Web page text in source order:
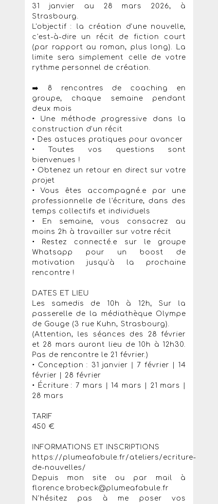
31 janvier au 28 mars 2026, à
Strasbourg.
L'objectif : la création d'une nouvelle,
c'est-à-dire un récit de fiction court
(par rapport au roman, plus long). La
limite sera simplement celle de votre
rythme personnel de création.
➡️ 8 rencontres de coaching en
groupe, chaque semaine pendant
deux mois
• Une méthode progressive dans la
construction d’un récit
• Des astuces pratiques pour avancer
• Toutes vos questions sont
bienvenues !
• Obtenez un retour en direct sur votre
projet
• Vous êtes accompagné.e par une
professionnelle de l'écriture, dans des
temps collectifs et individuels
• En semaine, vous consacrez au
moins 2h à travailler sur votre récit
• Restez connecté.e sur le groupe
Whatsapp pour un boost de
motivation jusqu’à la prochaine
rencontre !
DATES ET LIEU
Les samedis de 10h à 12h, Sur la
passerelle de la médiathèque Olympe
de Gouge (3 rue Kuhn, Strasbourg).
(Attention, les séances des 28 février
et 28 mars auront lieu de 10h à 12h30.
Pas de rencontre le 21 février.)
• Conception : 31 janvier | 7 février | 14
février | 28 février
• Écriture : 7 mars | 14 mars | 21 mars |
28 mars
TARIF
450 €
INFORMATIONS ET INSCRIPTIONS
https://plumeafabule.fr/ateliers/ecriture-
de-nouvelles/
Depuis mon site ou par mail à
florence.brobeck@plumeafabule.fr
N'hésitez pas à me poser vos